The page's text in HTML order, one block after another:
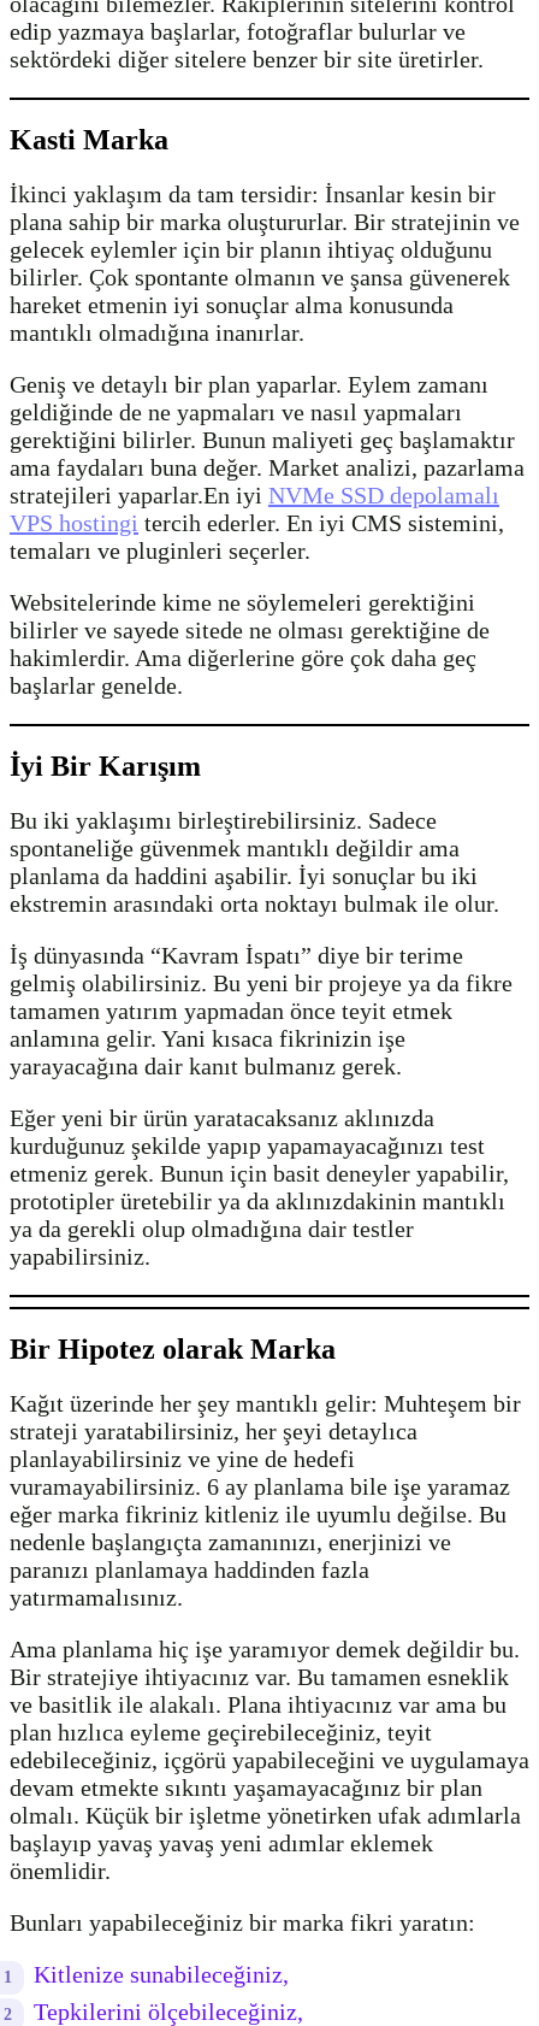
edip yazmaya başlarlar, fotoğraflar bulurlar ve
sektördeki diğer sitelere benzer bir site üretirler.
Kasti Marka
İkinci yaklaşım da tam tersidir: İnsanlar kesin bir
plana sahip bir marka oluştururlar. Bir stratejinin ve
gelecek eylemler için bir planın ihtiyaç olduğunu
bilirler. Çok spontante olmanın ve şansa güvenerek
hareket etmenin iyi sonuçlar alma konusunda
mantıklı olmadığına inanırlar.
Geniş ve detaylı bir plan yaparlar. Eylem zamanı
geldiğinde de ne yapmaları ve nasıl yapmaları
gerektiğini bilirler. Bunun maliyeti geç başlamaktır
ama faydaları buna değer. Market analizi, pazarlama
stratejileri yaparlar.En iyi NVMe SSD depolamalı
VPS hostingi tercih ederler. En iyi CMS sistemini,
temaları ve pluginleri seçerler.
Websitelerinde kime ne söylemeleri gerektiğini
bilirler ve sayede sitede ne olması gerektiğine de
hakimlerdir. Ama diğerlerine göre çok daha geç
başlarlar genelde.
İyi Bir Karışım
Bu iki yaklaşımı birleştirebilirsiniz. Sadece
spontaneliğe güvenmek mantıklı değildir ama
planlama da haddini aşabilir. İyi sonuçlar bu iki
ekstremin arasındaki orta noktayı bulmak ile olur.
İş dünyasında “Kavram İspatı” diye bir terime
gelmiş olabilirsiniz. Bu yeni bir projeye ya da fikre
tamamen yatırım yapmadan önce teyit etmek
anlamına gelir. Yani kısaca fikrinizin işe
yarayacağına dair kanıt bulmanız gerek.
Eğer yeni bir ürün yaratacaksanız aklınızda
kurduğunuz şekilde yapıp yapamayacağınızı test
etmeniz gerek. Bunun için basit deneyler yapabilir,
prototipler üretebilir ya da aklınızdakinin mantıklı
ya da gerekli olup olmadığına dair testler
yapabilirsiniz.
Bir Hipotez olarak Marka
Kağıt üzerinde her şey mantıklı gelir: Muhteşem bir
strateji yaratabilirsiniz, her şeyi detaylıca
planlayabilirsiniz ve yine de hedefi
vuramayabilirsiniz. 6 ay planlama bile işe yaramaz
eğer marka fikriniz kitleniz ile uyumlu değilse. Bu
nedenle başlangıçta zamanınızı, enerjinizi ve
paranızı planlamaya haddinden fazla
yatırmamalısınız.
Ama planlama hiç işe yaramıyor demek değildir bu.
Bir stratejiye ihtiyacınız var. Bu tamamen esneklik
ve basitlik ile alakalı. Plana ihtiyacınız var ama bu
plan hızlıca eyleme geçirebileceğiniz, teyit
edebileceğiniz, içgörü yapabileceğini ve uygulamaya
devam etmekte sıkıntı yaşamayacağınız bir plan
olmalı. Küçük bir işletme yönetirken ufak adımlarla
başlayıp yavaş yavaş yeni adımlar eklemek
önemlidir.
Bunları yapabileceğiniz bir marka fikri yaratın:
Kitlenize sunabileceğiniz,
Tepkilerini ölçebileceğiniz,